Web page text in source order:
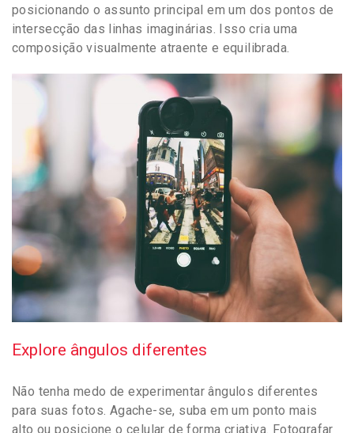
posicionando o assunto principal em um dos pontos de
intersecção das linhas imaginárias. Isso cria uma
composição visualmente atraente e equilibrada.
Explore ângulos diferentes
Não tenha medo de experimentar ângulos diferentes
para suas fotos. Agache-se, suba em um ponto mais
alto ou posicione o celular de forma criativa. Fotografar